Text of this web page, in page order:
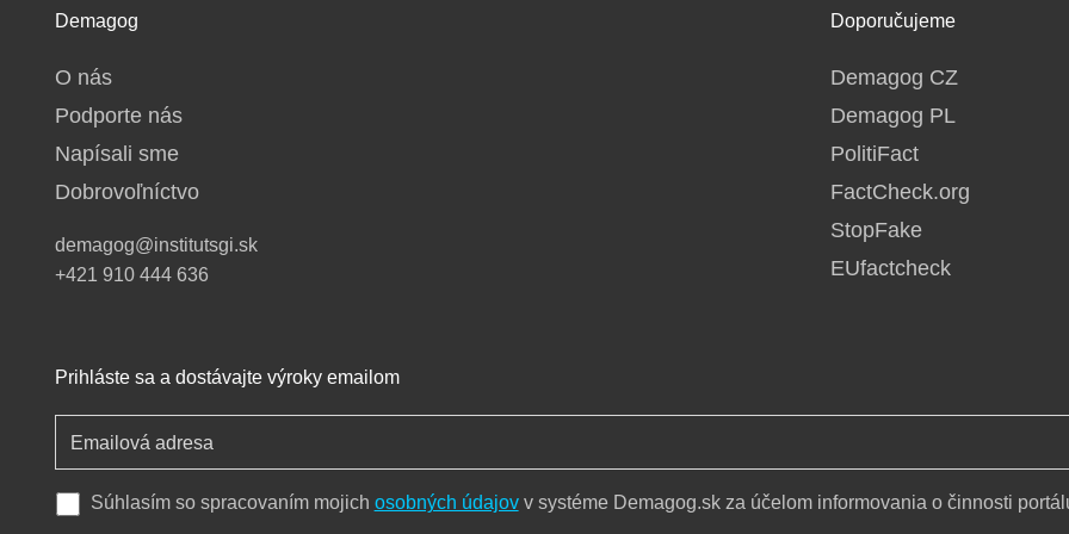
Demagog
O nás
Podporte nás
Napísali sme
Dobrovoľníctvo
demagog@institutsgi.sk
+421 910 444 636
Doporučujeme
Demagog CZ
Demagog PL
PolitiFact
FactCheck.org
StopFake
EUfactcheck
Prihláste sa a dostávajte výroky emailom
Súhlasím so spracovaním mojich osobných údajovv systéme Demagog.sk za účelom informovania o činnosti